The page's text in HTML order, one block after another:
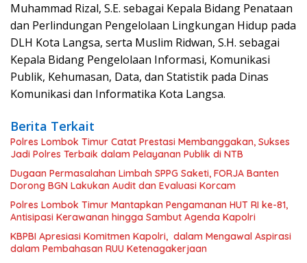
Muhammad Rizal, S.E. sebagai Kepala Bidang Penataan
dan Perlindungan Pengelolaan Lingkungan Hidup pada
DLH Kota Langsa, serta Muslim Ridwan, S.H. sebagai
Kepala Bidang Pengelolaan Informasi, Komunikasi
Publik, Kehumasan, Data, dan Statistik pada Dinas
Komunikasi dan Informatika Kota Langsa.
Berita Terkait
Polres Lombok Timur Catat Prestasi Membanggakan, Sukses
Jadi Polres Terbaik dalam Pelayanan Publik di NTB
Dugaan Permasalahan Limbah SPPG Saketi, FORJA Banten
Dorong BGN Lakukan Audit dan Evaluasi Korcam
Polres Lombok Timur Mantapkan Pengamanan HUT RI ke-81,
Antisipasi Kerawanan hingga Sambut Agenda Kapolri
KBPBI Apresiasi Komitmen Kapolri, dalam Mengawal Aspirasi
dalam Pembahasan RUU Ketenagakerjaan